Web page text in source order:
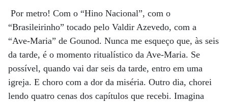
Por metro! Com o “Hino Nacional”, com o
“Brasileirinho” tocado pelo Valdir Azevedo, com a
“Ave-Maria” de Gounod. Nunca me esqueço que, às seis
da tarde, é o momento ritualístico da Ave-Maria. Se
possível, quando vai dar seis da tarde, entro em uma
igreja. E choro com a dor da miséria. Outro dia, chorei
lendo quatro cenas dos capítulos que recebi. Imagina